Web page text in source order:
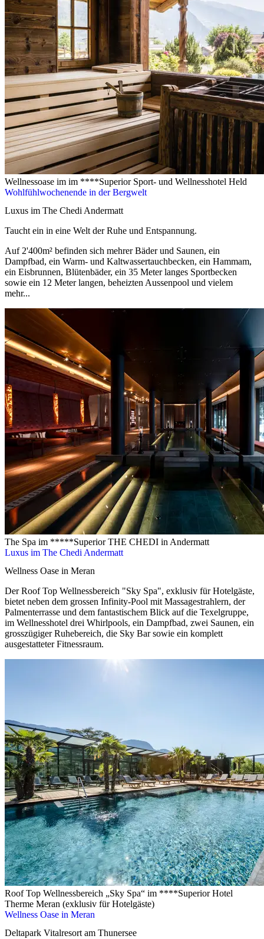
Wellnessoase im im ****Superior Sport- und Wellnesshotel Held
Wohlfühlwochenende in der Bergwelt
Luxus im The Chedi Andermatt
Taucht ein in eine Welt der Ruhe und Entspannung.
Auf 2'400m² befinden sich mehrer Bäder und Saunen, ein
Dampfbad, ein Warm- und Kaltwassertauchbecken, ein Hammam,
ein Eisbrunnen, Blütenbäder, ein 35 Meter langes Sportbecken
sowie ein 12 Meter langen, beheizten Aussenpool und vielem
mehr...
The Spa im *****Superior THE CHEDI in Andermatt
Luxus im The Chedi Andermatt
Wellness Oase in Meran
Der Roof Top Wellnessbereich "Sky Spa", exklusiv für Hotelgäste,
bietet neben dem grossen Infinity-Pool mit Massagestrahlern, der
Palmenterrasse und dem fantastischem Blick auf die Texelgruppe,
im Wellnesshotel drei Whirlpools, ein Dampfbad, zwei Saunen, ein
grosszügiger Ruhebereich, die Sky Bar sowie ein komplett
ausgestatteter Fitnessraum.
Roof Top Wellnessbereich „Sky Spa“ im ****Superior Hotel
Therme Meran (exklusiv für Hotelgäste)
Wellness Oase in Meran
Deltapark Vitalresort am Thunersee